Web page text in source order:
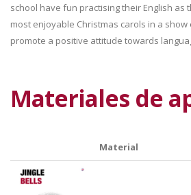
school have fun practising their English as
most enjoyable Christmas carols in a show
promote a positive attitude towards
Materiales de
Material